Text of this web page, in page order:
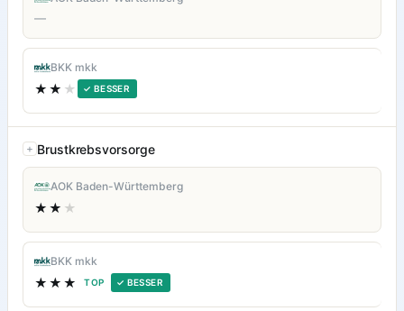
—
BKK mkk
★★ ★ ✓ BESSER
Brustkrebsvorsorge
AOK Baden-Württemberg
★★ ★
BKK mkk
★★★ TOP ✓ BESSER